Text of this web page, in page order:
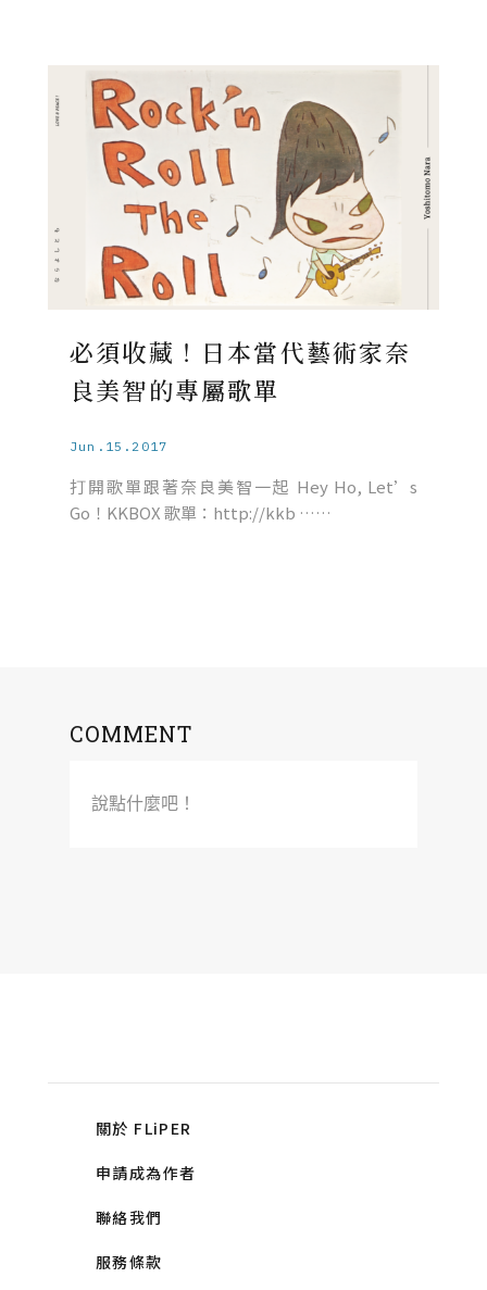
必須收藏！日本當代藝術家奈
良美智的專屬歌單
Jun.15.2017
打開歌單跟著奈良美智一起 Hey Ho, Let’s
Go！KKBOX 歌單：http://kkb ……
COMMENT
說點什麼吧！
關於 FLiPER
申請成為作者
聯絡我們
服務條款